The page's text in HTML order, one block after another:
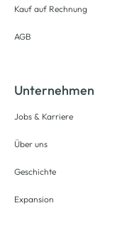
Kauf auf Rechnung
AGB
Unternehmen
Jobs & Karriere
Über uns
Geschichte
Expansion